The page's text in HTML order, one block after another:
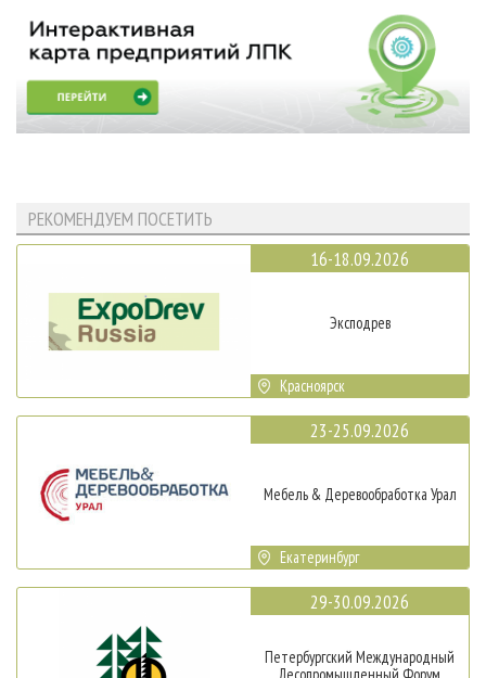
РЕКОМЕНДУЕМ ПОСЕТИТЬ
16-18.09.2026
Эксподрев
Красноярск
23-25.09.2026
Мебель & Деревообработка Урал
Екатеринбург
29-30.09.2026
Петербургский Международный